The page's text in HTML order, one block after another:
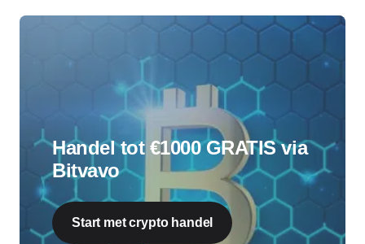
Handel tot €1000 GRATIS via
Bitvavo
Start met crypto handel